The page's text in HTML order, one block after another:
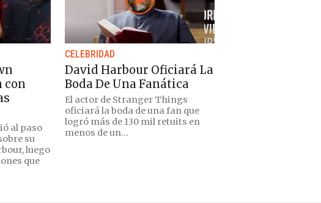
con
al paso
su
luego
que
CELEBRIDAD
David Harbour Oficiará La
Boda De Una Fanática
El actor de Stranger Things
oficiará la boda de una fan que
logró más de 130 mil retuits en
menos de un...